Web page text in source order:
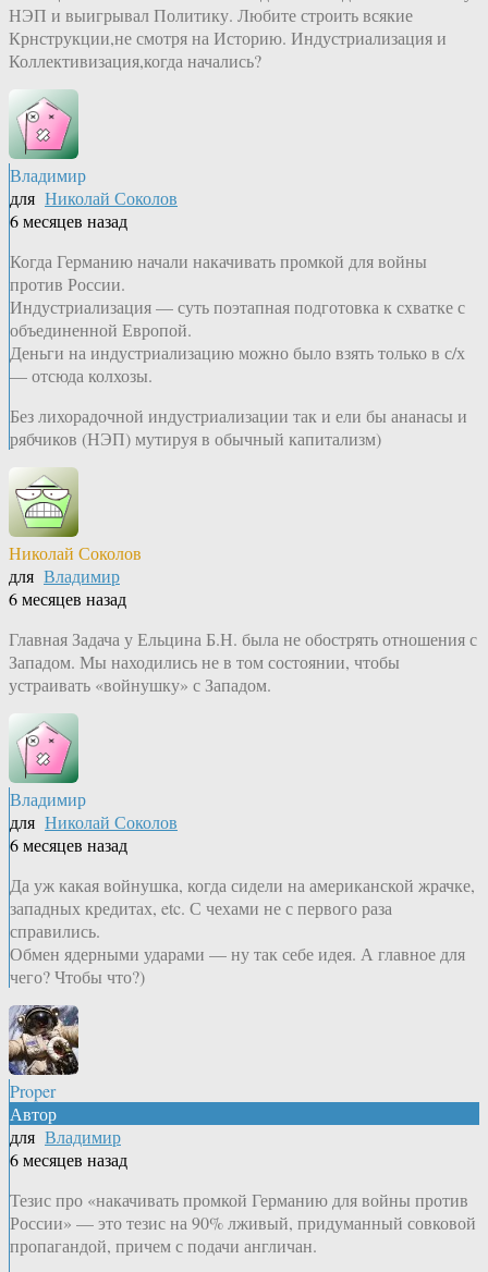
НЭП и выигрывал Политику. Любите строить всякие
Крнструкции,не смотря на Историю. Индустриализация и
Коллективизация,когда начались?
Владимир
для Николай Соколов
6 месяцев назад
Когда Германию начали накачивать промкой для войны
против России.
Индустриализация — суть поэтапная подготовка к схватке с
объединенной Европой.
Деньги на индустриализацию можно было взять только в с/х
— отсюда колхозы.
Без лихорадочной индустриализации так и ели бы ананасы и
рябчиков (НЭП) мутируя в обычный капитализм)
Николай Соколов
для Владимир
6 месяцев назад
Главная Задача у Ельцина Б.Н. была не обострять отношения с
Западом. Мы находились не в том состоянии, чтобы
устраивать «войнушку» с Западом.
Владимир
для Николай Соколов
6 месяцев назад
Да уж какая войнушка, когда сидели на американской жрачке,
западных кредитах, etc. С чехами не с первого раза
справились.
Обмен ядерными ударами — ну так себе идея. А главное для
чего? Чтобы что?)
Proper
Автор
для Владимир
6 месяцев назад
Тезис про «накачивать промкой Германию для войны против
России» — это тезис на 90% лживый, придуманный совковой
пропагандой, причем с подачи англичан.